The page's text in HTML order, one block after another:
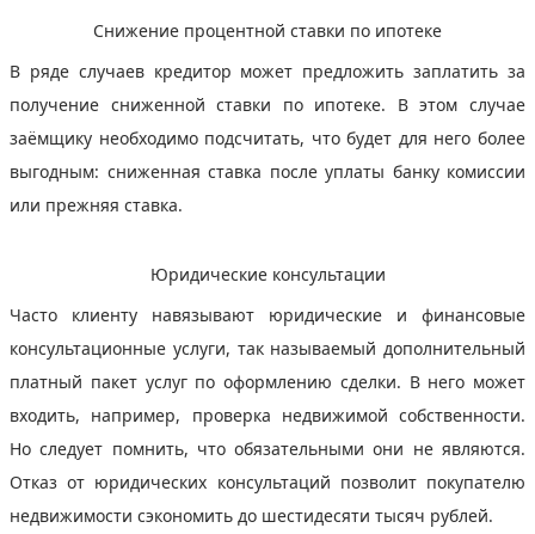
Снижение процентной ставки по ипотеке
В ряде случаев кредитор может предложить заплатить за
получение сниженной ставки по ипотеке. В этом случае
заёмщику необходимо подсчитать, что будет для него более
выгодным: сниженная ставка после уплаты банку комиссии
или прежняя ставка.
Юридические консультации
Часто клиенту навязывают юридические и финансовые
консультационные услуги, так называемый дополнительный
платный пакет услуг по оформлению сделки. В него может
входить, например, проверка недвижимой собственности.
Но следует помнить, что обязательными они не являются.
Отказ от юридических консультаций позволит покупателю
недвижимости сэкономить до шестидесяти тысяч рублей.